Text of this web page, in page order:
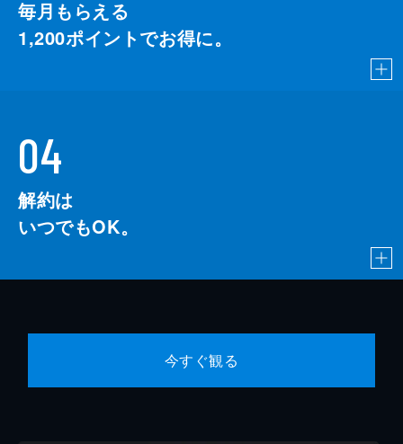
毎月もらえる
1,200ポイントでお得に。
04
解約は
いつでもOK。
今すぐ観る